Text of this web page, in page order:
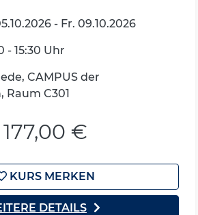
- Fr. 09.10.2026
- 15:30 Uhr
CAMPUS der
Raum C301
177,00 €
KURS MERKEN
DETAILS